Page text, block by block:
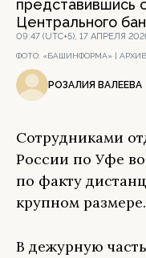
представившись
Центрального
09:47 (UTC+5), 17 АПРЕЛЯ
ФОТО: «БАШИНФОРМА» | АРХИВ
РОЗАЛИЯ ВАЛЕЕВА
Сотрудниками
России по Уфе
по факту
крупном размере.
В дежурную